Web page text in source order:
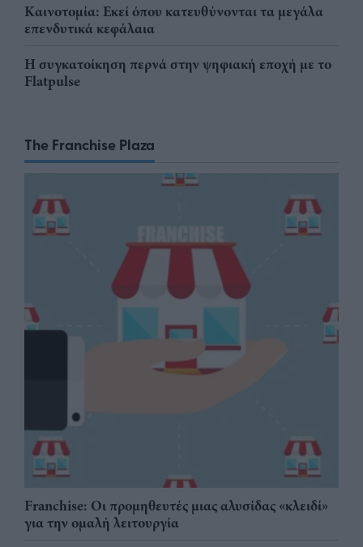
Καινοτομία: Εκεί όπου κατευθύνονται τα μεγάλα
επενδυτικά κεφάλαια
Η συγκατοίκηση περνά στην ψηφιακή εποχή με το
Flatpulse
The Franchise Plaza
Franchise: Οι προμηθευτές μιας αλυσίδας «κλειδί»
για την ομαλή λειτουργία